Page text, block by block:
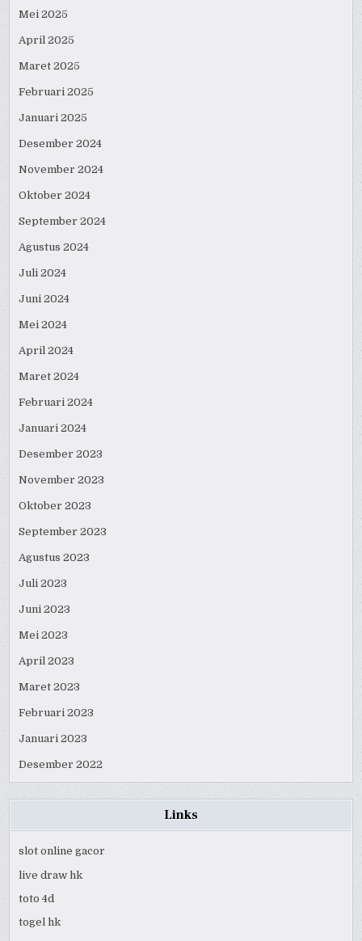
Mei 2025
April 2025
Maret 2025
Februari 2025
Januari 2025
Desember 2024
November 2024
Oktober 2024
September 2024
Agustus 2024
Juli 2024
Juni 2024
Mei 2024
April 2024
Maret 2024
Februari 2024
Januari 2024
Desember 2023
November 2023
Oktober 2023
September 2023
Agustus 2023
Juli 2023
Juni 2023
Mei 2023
April 2023
Maret 2023
Februari 2023
Januari 2023
Desember 2022
Links
slot online gacor
live draw hk
toto 4d
togel hk